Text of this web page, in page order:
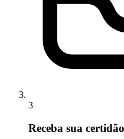
3
Receba sua certidão